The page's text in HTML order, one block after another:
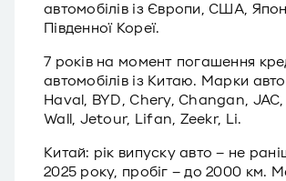
автомобілів із Європи, США,
Південної Кореї.
7 років на момент погашення
автомобілів із Китаю. Марки
Haval, BYD, Chery, Changan,
Wall, Jetour, Lifan, Zeekr, Li.
Китай: рік випуску авто – не
2025 року, пробіг – до 2000 км.